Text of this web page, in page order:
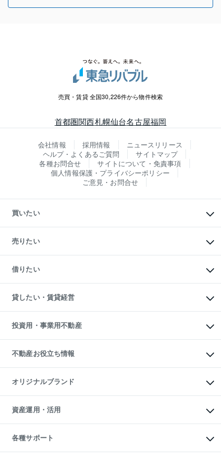
売買・賃貸 全国30,226件から物件検索
首都圏関西札幌仙台名古屋福岡
会社情報 採用情報
ニュースリリース
ヘルプ・よくあるご質問
サイトマップ
各種お問合せ
サイトについて・免責事項
個人情報保護・プライバシーポリシー
ご意見・お問合せ
買いたい
新築・分譲マンションの購入
中古マンションの購入
一戸建ての購入
中古一戸建ての購入
不動産購入の流れ
注目キーワード物件特集
購入ガイド
English 繁体中文簡体中文
売りたい
一戸建ての売却・査定
土地の売却・査定
スピードAI査定
不動産査定について
不動産売却の流れ
不動産買換えの流れ
売却ガイド
借りたい
オフィス・店舗の賃貸
借りるときの流れ
借りるガイド
貸したい・賃貸経営
マンション賃料データ
賃貸管理プラン
リロケーションについて
貸すガイド
投資用・事業用不動産
事業用不動産
マンション投資
投資用マンション
アパート経営
収益物件
ビル購入（ビル一棟）
投資用不動産の売却査定
事業用不動産の売却査定
不動産お役立ち情報
マンションライブラリー
人気マンションランキング
暮らしに役立つ不動産メディア
不動産相場・不動産価格情報
不動産コラム・ニュース
不動産用語集
不動産なんでもネット相談室
住まいの税金
オリジナルブランド
一棟リノベーションマンション
L`GENTE（ルジェンテ）
区分リノベーションマンション
投資用一棟レジデンスWELL
不動産小口投資
資産運用・活用
不動産M&A
アセットマネジメント・出資
各種サポート